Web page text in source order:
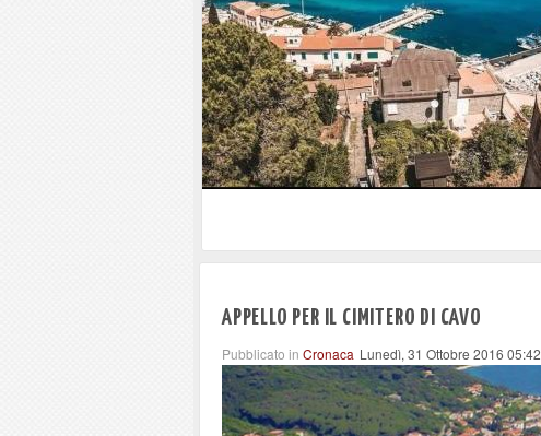
APPELLO PER IL CIMITERO DI CAVO
Pubblicato in Cronaca Lunedì, 31 Ottobre 2016 05:42